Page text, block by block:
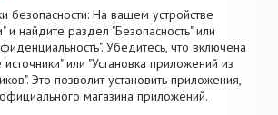
безопасности: На вашем устройстве
и найдите раздел "Безопасность" или
Убедитесь, что включена
или "Установка приложений из
Это позволит установить приложения,
магазина приложений.